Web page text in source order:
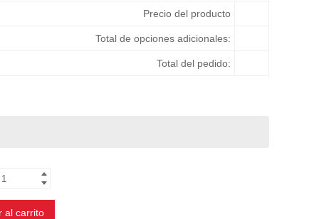
Precio del producto
Total de opciones adicionales:
Total del pedido:
al carrito